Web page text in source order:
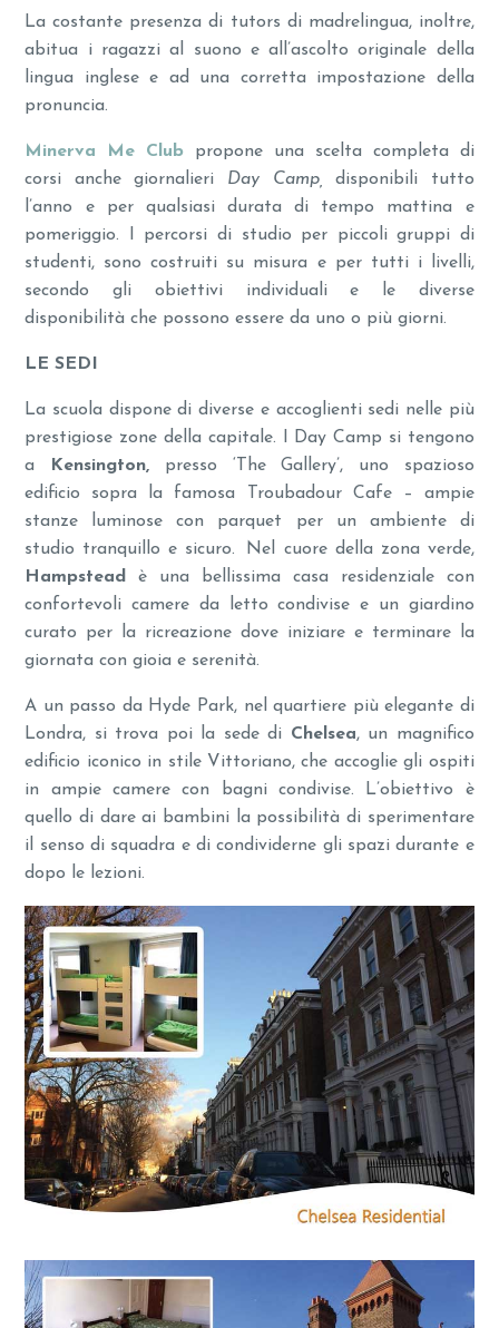
La costante presenza di tutors di madrelingua, inoltre,
abitua i ragazzi al suono e all’ascolto originale della
lingua inglese e ad una corretta impostazione della
pronuncia.
Minerva Me Club
propone una scelta completa di
corsi anche giornalieri Day Camp,disponibili tutto
l’anno e per qualsiasi durata di tempo mattina e
pomeriggio. I percorsi di studio per piccoli gruppi di
studenti, sono costruiti su misura e per tutti i livelli,
secondo gli obiettivi individuali e le diverse
disponibilità che possono essere da uno o più giorni.
LE SEDI
La scuola dispone di diverse e accoglienti sedi nelle più
prestigiose zone della capitale. I Day Camp si tengono
a
Kensington, presso ‘The Gallery’, uno spazioso
edificio sopra la famosa Troubadour Cafe – ampie
stanze luminose con parquet per un ambiente di
studio tranquillo e sicuro. Nel cuore della zona verde,
Hampsteadè una bellissima casa residenziale con
confortevoli camere da letto condivise e un giardino
curato per la ricreazione dove iniziare e terminare la
giornata con gioia e serenità.
A un passo da Hyde Park, nel quartiere più elegante di
Londra, si trova poi la sede di Chelsea, un magnifico
edificio iconico in stile Vittoriano, che accoglie gli ospiti
in ampie camere con bagni condivise. L’obiettivo è
quello di dare ai bambini la possibilità di sperimentare
il senso di squadra e di condividerne gli spazi durante e
dopo le lezioni.